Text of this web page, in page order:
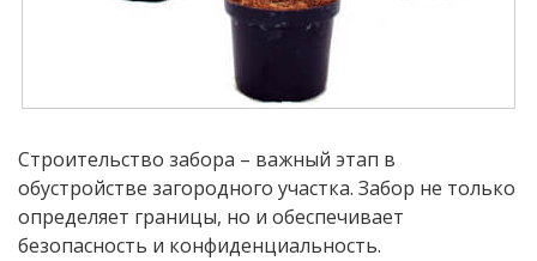
Строительство забора – важный этап в
обустройстве загородного участка. Забор не только
определяет границы, но и обеспечивает
безопасность и конфиденциальность.